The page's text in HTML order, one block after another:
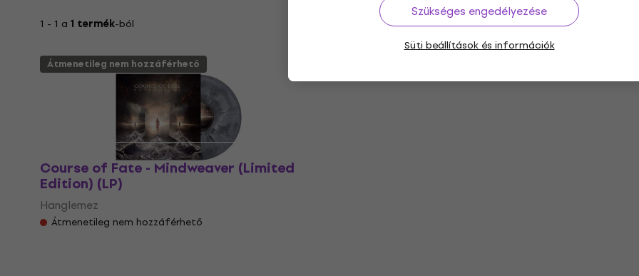
Szükséges engedélyezése
Süti beállítások és információk
1 - 1 a 1 termék-ból
Átmenetileg nem hozzáférhető
Course of Fate - Mindweaver (Limited
Edition) (LP)
Hanglemez
Átmenetileg nem hozzáférhető